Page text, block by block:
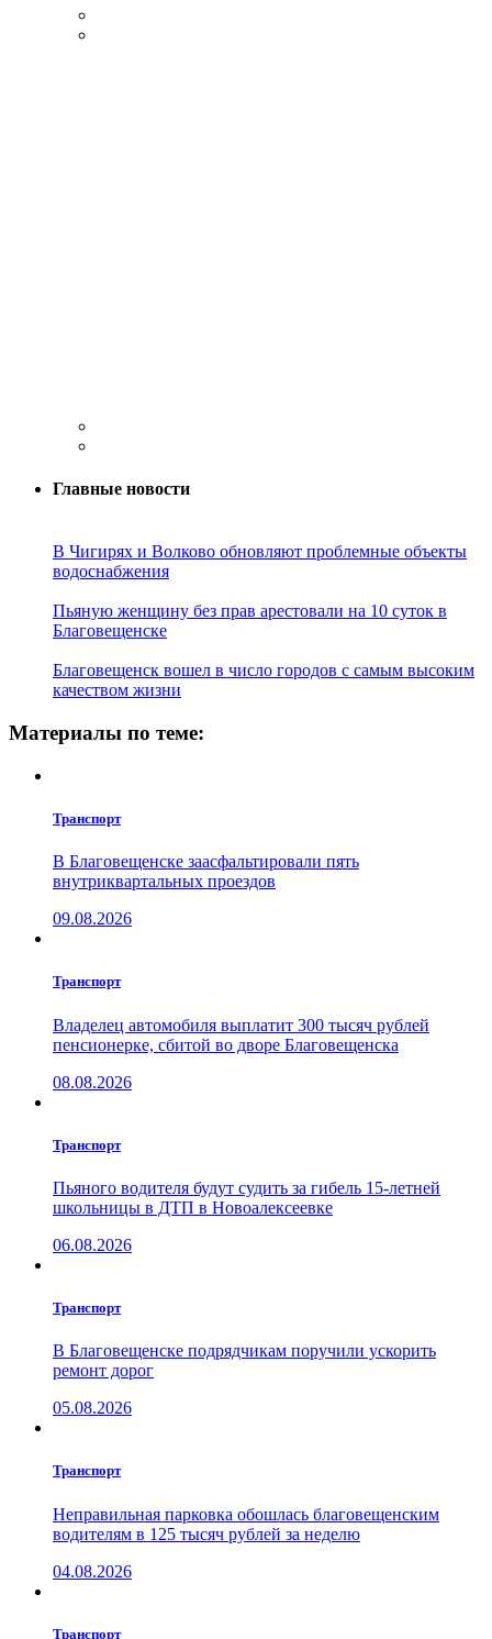
Главные новости
В Чигирях и Волково обновляют проблемные объекты
водоснабжения
Пьяную женщину без прав арестовали на 10 суток в
Благовещенске
Благовещенск вошел в число городов с самым высоким
качеством жизни
Материалы по теме:
Транспорт
В Благовещенске заасфальтировали пять
внутриквартальных проездов
09.08.2026
Транспорт
Владелец автомобиля выплатит 300 тысяч рублей
пенсионерке, сбитой во дворе Благовещенска
08.08.2026
Транспорт
Пьяного водителя будут судить за гибель 15-летней
школьницы в ДТП в Новоалексеевке
06.08.2026
Транспорт
В Благовещенске подрядчикам поручили ускорить
ремонт дорог
05.08.2026
Транспорт
Неправильная парковка обошлась благовещенским
водителям в 125 тысяч рублей за неделю
04.08.2026
Транспорт